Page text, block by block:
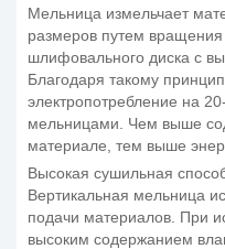
Мельница измельчает
размеров путем вращения
шлифовального диска с
Благодаря такому
электропотребление на
мельницами. Чем выше
материале, тем выше
Высокая сушильная
Вертикальная мельница
подачи материалов. При
высоким содержанием